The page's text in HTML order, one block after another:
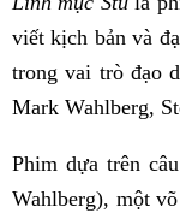
viết kịch bản và
trong vai trò đạo
Mark Wahlberg,
Phim dựa trên
Wahlberg), một